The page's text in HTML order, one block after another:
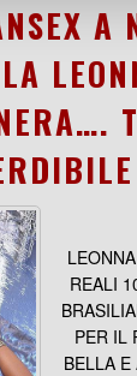
A
REALI
PER IL
BELLA E